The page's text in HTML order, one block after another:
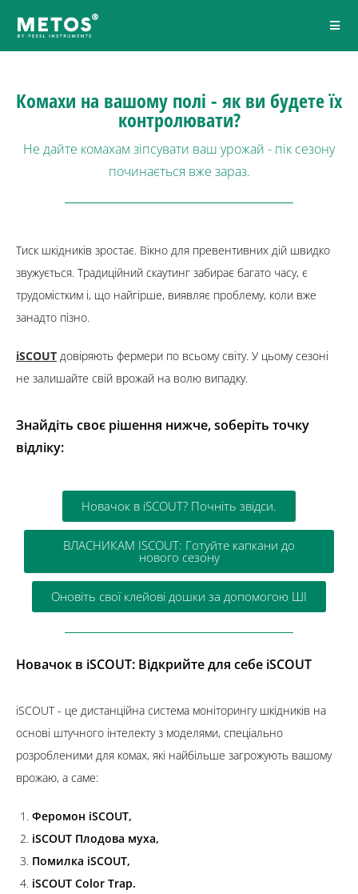
Комахи на вашому полі - як ви будете їх
контролювати?
Не дайте комахам зіпсувати ваш урожай - пік сезону
починається вже зараз.
Тиск шкідників зростає. Вікно для превентивних дій швидко
звужується. Традиційний скаутинг забирає багато часу, є
трудомістким і, що найгірше, виявляє проблему, коли вже
занадто пізно.
iSCOUT довіряють фермери по всьому світу. У цьому сезоні
не залишайте свій врожай на волю випадку.
Знайдіть своє рішення нижче, sоберіть точку
відліку:
Новачок в iSCOUT? Почніть звідси.
ВЛАСНИКАМ ISCOUT: Готуйте капкани до
нового сезону
Оновіть свої клейові дошки за допомогою ШІ
Новачок в iSCOUT: Відкрийте для себе iSCOUT
iSCOUT - це дистанційна система моніторингу шкідників на
основі штучного інтелекту з моделями, спеціально
розробленими для комах, які найбільше загрожують вашому
врожаю, а саме:
Феромон iSCOUT,
iSCOUT Плодова муха,
Помилка iSCOUT,
iSCOUT Color Trap.